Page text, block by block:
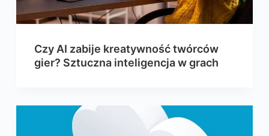
Czy AI zabije kreatywność twórców
gier? Sztuczna inteligencja w grach